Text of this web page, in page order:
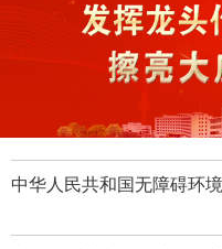
中华人民共和国无障碍环